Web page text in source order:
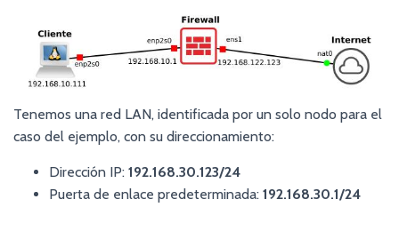
Tenemos una red LAN, identificada por un solo nodo para el
caso del ejemplo, con su direccionamiento:
Dirección IP: 192.168.30.123/24
Puerta de enlace predeterminada: 192.168.30.1/24